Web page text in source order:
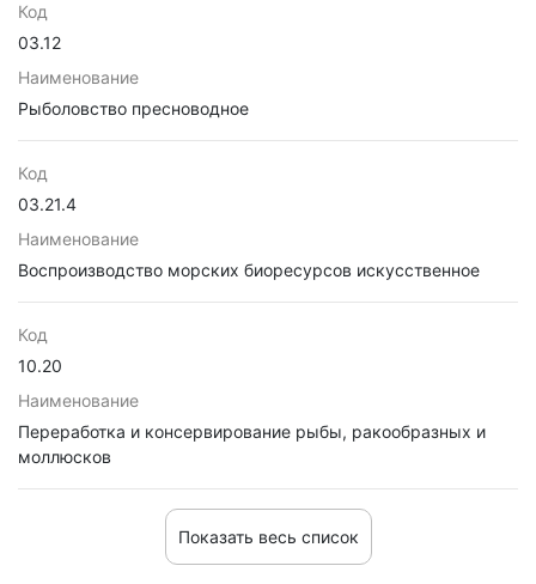
Код
03.12
Наименование
Рыболовство пресноводное
Код
03.21.4
Наименование
Воспроизводство морских биоресурсов искусственное
Код
10.20
Наименование
Переработка и консервирование рыбы, ракообразных и
моллюсков
Показать весь список